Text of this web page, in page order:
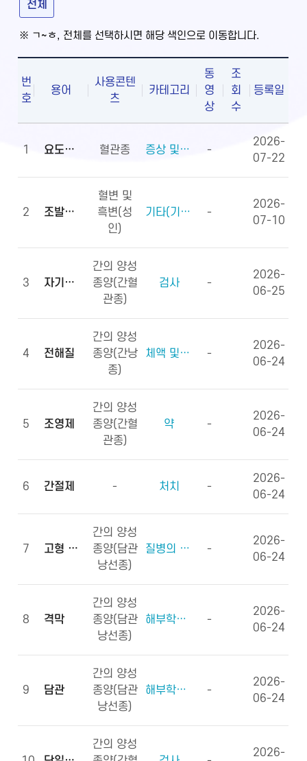
전체
※ ㄱ~ㅎ, 전체를 선택하시면 해당 색인으로 이동합니다.
번
호
용어
사용콘텐
츠
카테고리
동
영
상
조
회
수
등록일
1 요도하열 혈관종 증상 및 징후(증상) -
2026-
07-22
2 조발생률
혈변 및
흑변(성
인)
기타(기타용어) -
2026-
07-10
3 자기공명영상
간의 양성
종양(간혈
관종)
검사 -
2026-
06-25
4 전해질
간의 양성
종양(간낭
종)
체액 및 전해질, 영양소 -
2026-
06-24
5 조영제
간의 양성
종양(간혈
관종)
약 -
2026-
06-24
6 간절제 - 처치 -
2026-
06-24
7 고형 종괴
간의 양성
종양(담관
낭선종)
질병의 형태학 -
2026-
06-24
8 격막
간의 양성
종양(담관
낭선종)
해부학적부위 (신체구조) -
2026-
06-24
9 담관
간의 양성
종양(담관
낭선종)
해부학적부위 (신체구조) -
2026-
06-24
간의 양성
2026-